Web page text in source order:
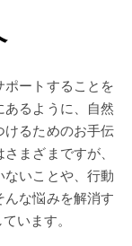
あるように、自然
けるためのお手伝
まざまですが、
ないことや、行動
な悩みを解消す
います。